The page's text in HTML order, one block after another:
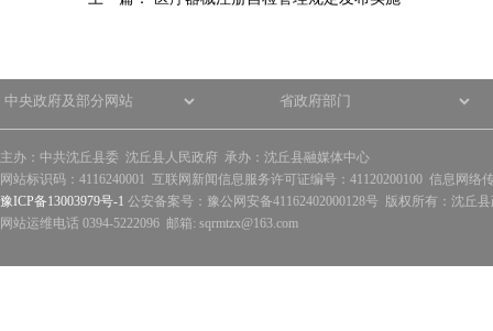
主办：中共沈丘县委 沈丘县人民政府 承办：沈丘县融媒体中心
网站标识码：4116240001 互联网新闻信息服务许可证编号：41120200100 信息网络
豫ICP备13003979号-1 公安备案号：豫公网安备41162402000128号 版权所有：沈丘
网站运维电话 0394-5222096 邮箱: sqrmtzx@163.com